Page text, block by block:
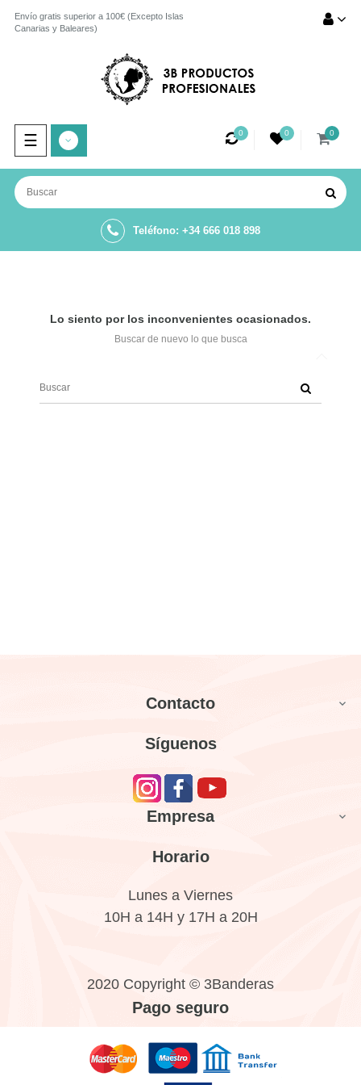
Envío gratis superior a 100€ (Excepto Islas
Canarias y Baleares)
Navegación
de
palanca
☰ 0 0 0
Teléfono: +34 666 018 898
Lo siento por los inconvenientes ocasionados.
Buscar de nuevo lo que busca
Contacto 
Síguenos
Empresa 
Horario
Lunes a Viernes
10H a 14H y 17H a 20H
2020 Copyright © 3Banderas
Pago seguro